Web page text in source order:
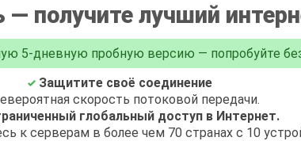
— получите лучший
5-дневную пробную версию — попробуйте
Защитите своё соединение
скорость потоковой передачи.
глобальный доступ в Интернет.
к серверам в более чем 70 странах с 10